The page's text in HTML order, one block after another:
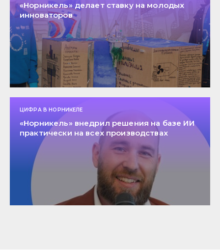
«Норникель» делает ставку на молодых
инноваторов
ЦИФРА В НОРНИКЕЛЕ
«Норникель» внедрил решения на базе ИИ
практически на всех производствах